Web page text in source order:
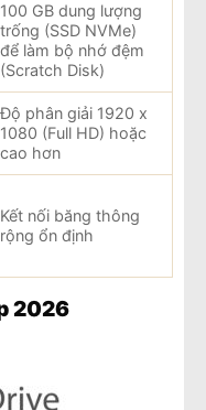
100 GB dung lượng
trống (SSD NVMe)
để làm bộ nhớ đệm
(Scratch Disk)
Độ phân giải 1920 x
1080 (Full HD) hoặc
cao hơn
Kết nối băng thông
rộng ổn định
2026